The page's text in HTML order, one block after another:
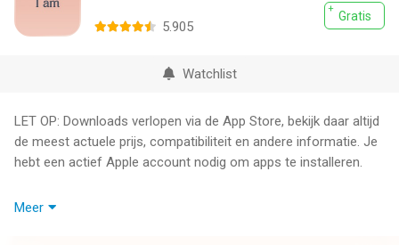
Gratis
5.905
Watchlist
LET OP: Downloads verlopen via de App Store, bekijk daar altijd
de meest actuele prijs, compatibiliteit en andere informatie. Je
hebt een actief Apple account nodig om apps te installeren.
Hoeveel negatieve gedachten zijn er niet eindeloos in je hoofd
Meer